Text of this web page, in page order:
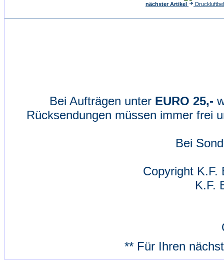
nächster Artikel
Bei Aufträgen unter EURO 25,-
Rücksendungen müssen immer frei
Bei
Copyright
K.F.
** Für Ihren